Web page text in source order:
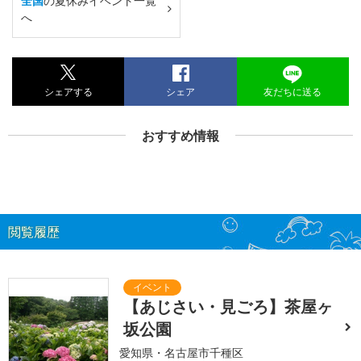
へ
シェアする シェア 友だちに送る
おすすめ情報
閲覧履歴
【あじさい・見ごろ】茶屋ヶ
坂公園
愛知県・名古屋市千種区